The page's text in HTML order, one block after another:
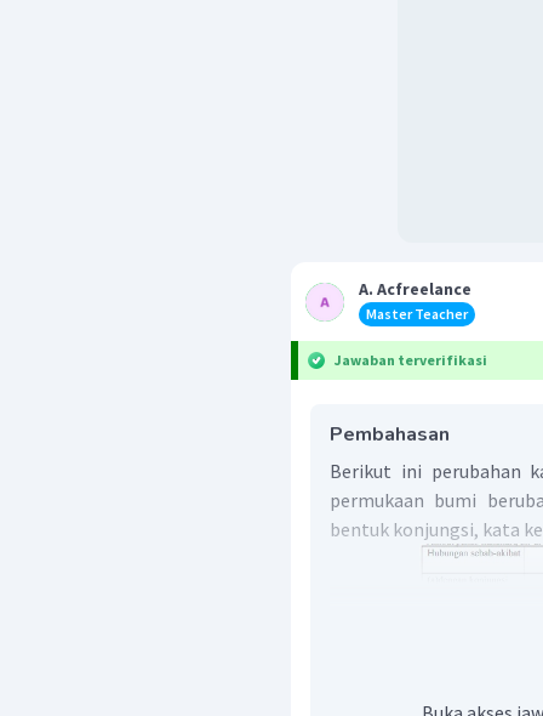
A. Acfreelance
Master Teacher
Jawaban terverifikasi
Pembahasan
Berikut ini perubahan
permukaan bumi
bentuk konjungsi, kata